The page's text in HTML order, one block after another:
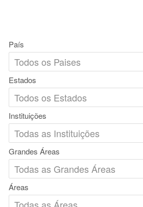
País
Estados
Instituições
Grandes Áreas
Áreas